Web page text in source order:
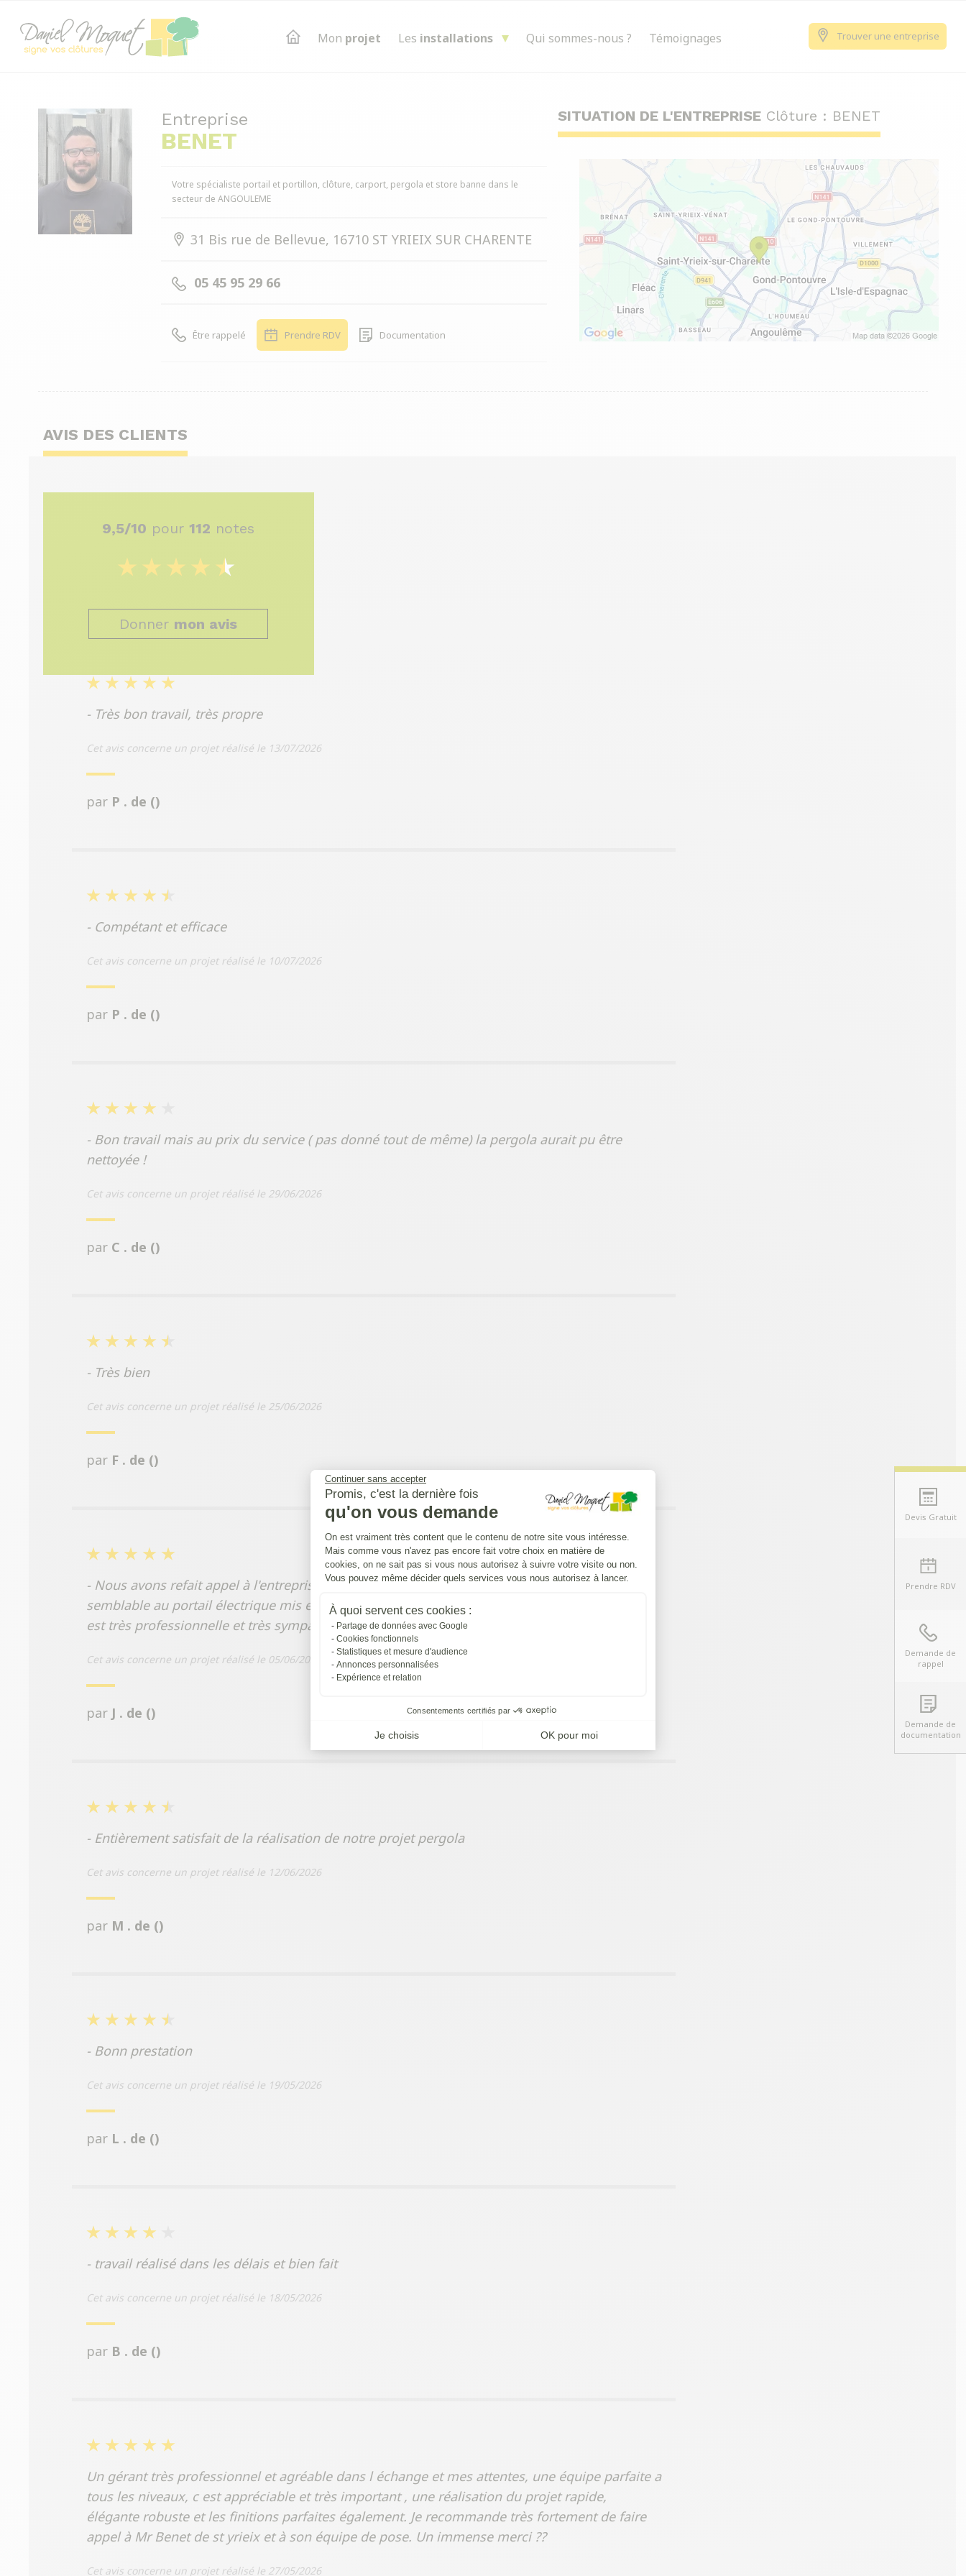
Continuer sans accepter
Promis, c'est la dernière fois
qu'on vous demande
Plateforme de Gestion du Consentement : Personnalisez vos Options
On est vraiment très content que le contenu de notre site vous intéresse.
Mais comme vous n'avez pas encore fait votre choix en matière de
cookies, on ne sait pas si vous nous autorisez à suivre votre visite ou non.
Vous pouvez même décider quels services vous nous autorisez à lancer.
À quoi servent ces cookies :
Partage de données avec Google
Cookies fonctionnels
Statistiques et mesure d'audience
Annonces personnalisées
Expérience et relation
Consentements certifiés par
Je choisis OK pour moi
Axeptio consent
Mon projet Les installations Qui sommes-nous ? Témoignages Trouver une entreprise
Entreprise
BENET
Votre spécialiste portail et portillon, clôture, carport, pergola et store banne dans le
secteur de ANGOULEME
31 Bis rue de Bellevue, 16710 ST YRIEIX SUR CHARENTE
05 45 95 29 66
Être rappelé Prendre RDV Documentation
SITUATION DE L'ENTREPRISE Clôture : BENET
AVIS DES CLIENTS
9,5/10 pour 112 notes
Donner mon avis
- Très bon travail, très propre
Cet avis concerne un projet réalisé le 13/07/2026
par P . de ()
- Compétant et efficace
Cet avis concerne un projet réalisé le 10/07/2026
par P . de ()
- Bon travail mais au prix du service ( pas donné tout de même) la pergola aurait pu être
nettoyée !
Cet avis concerne un projet réalisé le 29/06/2026
par C . de ()
- Très bien
Cet avis concerne un projet réalisé le 25/06/2026
par F . de ()
- Nous avons refait appel à l'entreprise Benet à Saint Yriex pour installer un portillon
semblable au portail électrique mis en place l'an dernier. Nous sommes très satisfait, l équipe
est très professionnelle et très sympathique. Nous les recommandons vivement.
Cet avis concerne un projet réalisé le 05/06/2026
par J . de ()
- Entièrement satisfait de la réalisation de notre projet pergola
Cet avis concerne un projet réalisé le 12/06/2026
par M . de ()
- Bonn prestation
Cet avis concerne un projet réalisé le 19/05/2026
par L . de ()
- travail réalisé dans les délais et bien fait
Cet avis concerne un projet réalisé le 18/05/2026
par B . de ()
Un gérant très professionnel et agréable dans l échange et mes attentes, une équipe parfaite a
tous les niveaux, c est appréciable et très important , une réalisation du projet rapide,
élégante robuste et les finitions parfaites également. Je recommande très fortement de faire
appel à Mr Benet de st yrieix et à son équipe de pose. Un immense merci ??
Cet avis concerne un projet réalisé le 27/05/2026
Devis Gratuit
Prendre RDV
Demande de
rappel
Demande de
documentation